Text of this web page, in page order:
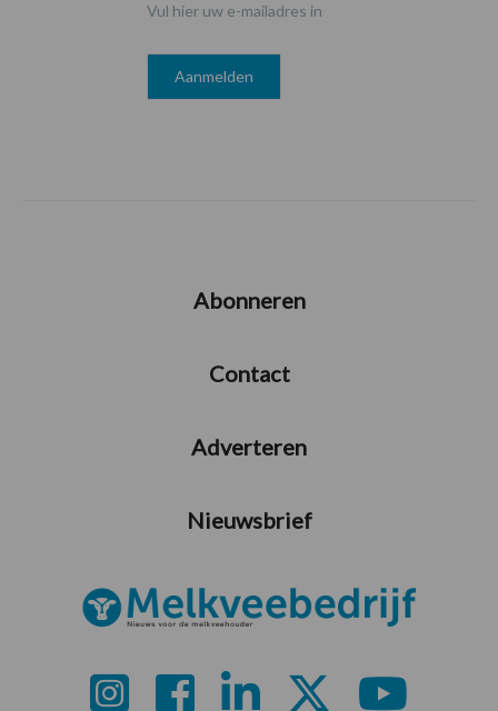
Vul hier uw e-mailadres in
Abonneren
Contact
Adverteren
Nieuwsbrief